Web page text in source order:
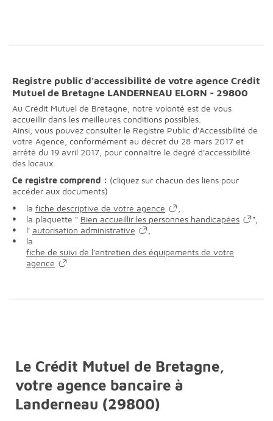
Registre public d'accessibilité de votre agence Crédit
Mutuel de Bretagne LANDERNEAU ELORN - 29800
Au Crédit Mutuel de Bretagne, notre volonté est de vous
accueillir dans les meilleures conditions possibles.
Ainsi, vous pouvez consulter le Registre Public d'Accessibilité de
votre Agence, conformément au décret du 28 mars 2017 et
arrêté du 19 avril 2017, pour connaître le degré d'accessibilité
des locaux.
Ce registre comprend : (cliquez sur chacun des liens pour
accéder aux documents)
la fiche descriptive de votre agence
la plaquette " Bien accueillir les personnes handicapées
",
l' autorisation administrative
la
fiche de suivi de l'entretien des équipements de votre
agence
Le Crédit Mutuel de Bretagne,
votre agence bancaire à
Landerneau (29800)